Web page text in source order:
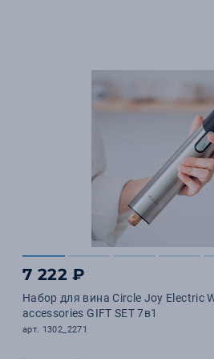
7 222 ₽
Набор для вина Circle Joy Electric
accessories GIFT SET 7в1
арт. 1302_2271